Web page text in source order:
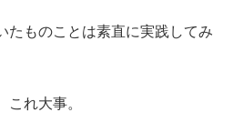
たものことは素直に実践してみ
れ大事。